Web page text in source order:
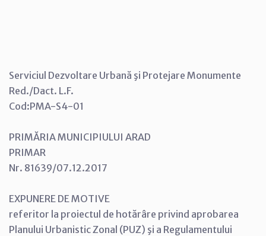
Serviciul Dezvoltare Urbană şi Protejare Monumente
Red./Dact. L.F.
Cod:PMA-S4-01
PRIMĂRIA MUNICIPIULUI ARAD
PRIMAR
Nr. 81639/07.12.2017
EXPUNERE DE MOTIVE
referitor la proiectul de hotărâre privind aprobarea
Planului Urbanistic Zonal (PUZ) şi a Regulamentului